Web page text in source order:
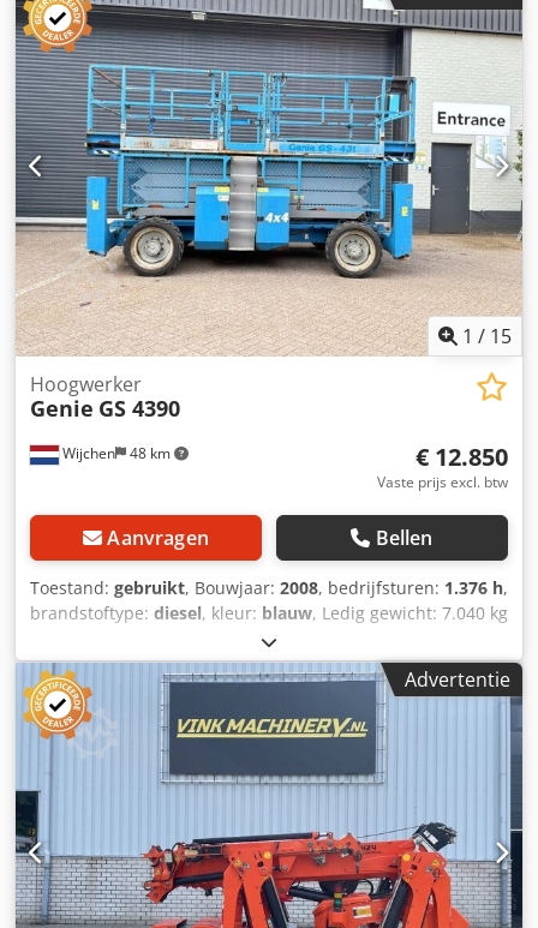
aanwezig: Ja - Aandrijving: Elektrisch - CE certificaat
aanwezig: Ja - Serienummer: GS3213C-10855 - Draaiuren:
264 - Werkhoogte [mm]: 6600 - Platformhoogte [mm]: 5800
- Draagvermogen platform [kg]: 227 -
Transportafmetingen: 2400mm x 820mm x 1940mm (l x b x
h) - Transportgewicht [kg]: 1984kg - Transportcolli [st.]: 1
Financiële informatie BTW: De getoonde prijs is exclusief
BTW BTW/marge: BTW verrekenbaar voor ondernemers
Levering en inruil altijd mogelijk van alles in de industriële
sectoren Dcjdoztb Dhspfx Ac Usk Koen van Lent
1 / 15
Wijchen 48 km
Hoogwerker
Genie GS 4390
€ 12.850
Vaste prijs excl. btw
Aanvragen Bellen
Toestand: gebruikt, Bouwjaar: 2008, bedrijfsturen: 1.376 h,
brandstoftype: diesel, kleur: blauw, Ledig gewicht: 7.040 kg
Afmetingen (LxBxH): 481 x 229 x 225 cm - Bouwjaar: 2008 -
Documentatie aanwezig: Ja - CE markering aanwezig: Ja -
Aandrijving: Diesel - CE certificaat aanwezig: Ja -
Serienummer: GS9008-46249 - Draaiuren: 1376 Dcjdpfjztb
Dbsx Ac Ujk - Werkhoogte [mm]: 15000 - Platformhoogte
[mm]: 13000 - Draagvermogen platform [kg]: 1268 -
Transportafmetingen: 4810mm x 2290mm x 2250mm (l x b
x h) - Transportgewicht [kg]: 7040kg - Transportcolli [st.]: 1
Financiële informatie BTW: De getoonde prijs is exclusief
BTW BTW/marge: BTW verrekenbaar voor ondernemers
Levering en inruil altijd mogelijk van alles in de industriële
sectoren Koen van Lent
Advertentie